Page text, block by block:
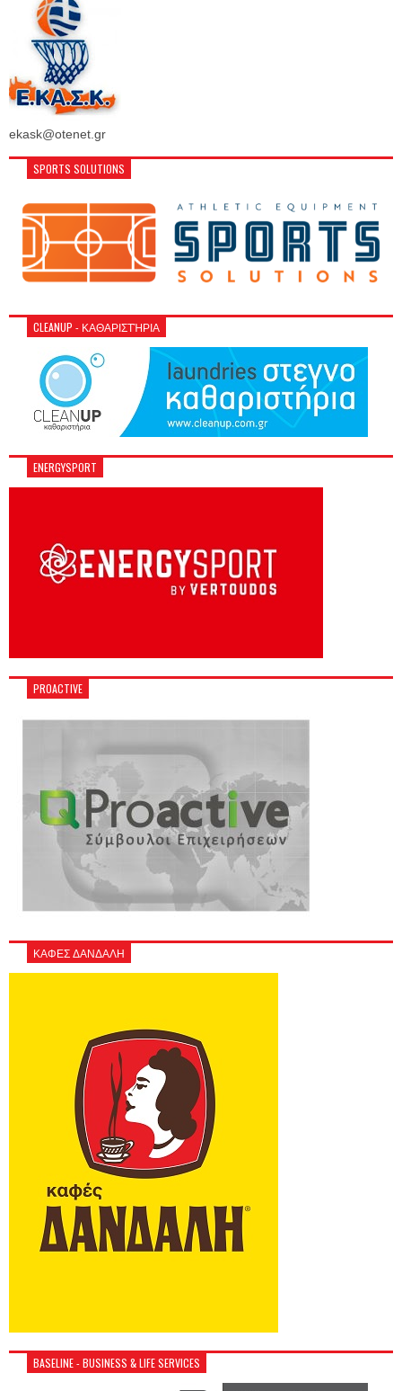
ekask@otenet.gr
SPORTS SOLUTIONS
CLEANUP - ΚΑΘΑΡΙΣΤΉΡΙΑ
ENERGYSPORT
PROACTIVE
ΚΑΦΕΣ ΔΑΝΔΑΛΗ
BASELINE - BUSINESS & LIFE SERVICES